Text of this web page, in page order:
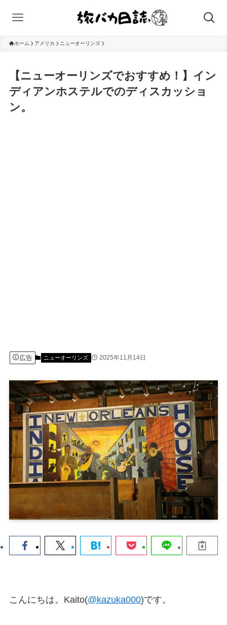
ホーム アメリカ ニューオーリンズ
【ニューオーリンズでおすすめ！】イン
ディアンホステルでのディスカッショ
ン。
広告 ニューオーリンズ 2025年11月14日
こんにちは。Kaito(@kazuka000)です。